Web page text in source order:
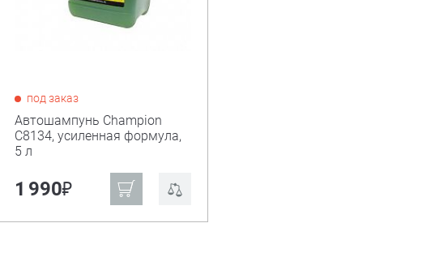
под заказ
Автошампунь Champion
C8134, усиленная формула,
5 л
1 990₽